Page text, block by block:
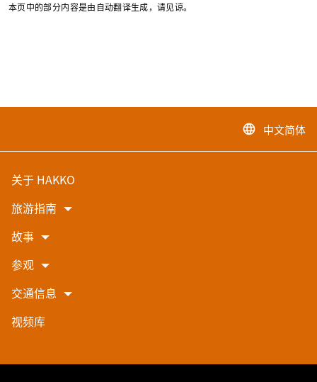
本页中的部分内容是由自动翻译生成，请见谅。
language 中文简体
关于 HAKKO
旅游指南
故事
参观
交通信息
视频库